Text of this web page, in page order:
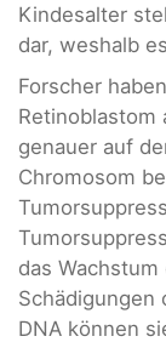
Kindesalter
dar, weshalb
Forscher
Retinoblastom
genauer auf
Chromosom
das
Schädigungen
DNA können